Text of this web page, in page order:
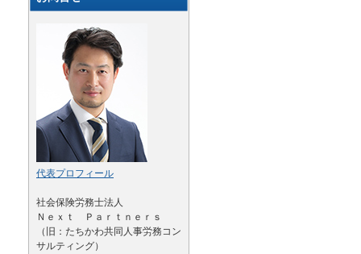
代表プロフィール
社会保険労務士法人
Ｎｅｘｔ Ｐａｒｔｎｅｒｓ
（旧：たちかわ共同人事労務コン
サルティング）